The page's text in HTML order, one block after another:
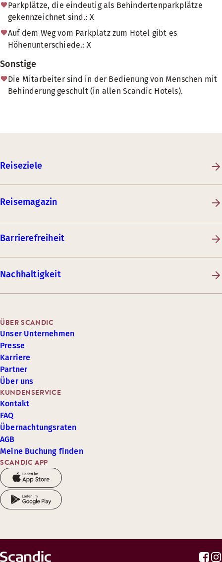
Parkplätze, die eindeutig als Behindertenparkplätze
gekennzeichnet sind.: X
Auf dem Weg vom Parkplatz zum Hotel gibt es
Höhenunterschiede.: X
Sonstige
Die Mitarbeiter sind in der Bedienung von Menschen mit
Behinderung geschult (in allen Scandic Hotels).
Reiseziele
Reisemagazin
Barrierefreiheit
Nachhaltigkeit
SCANDIC APP
KUNDENSERVICE
Kontakt
FAQ
Übernachtungsraten
AGB
Meine Buchung finden
ÜBER SCANDIC
Unser Unternehmen
Presse
Karriere
Partner
Über uns